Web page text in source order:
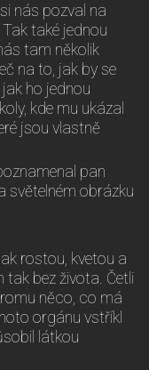
nás pozval na
také jednou
tam několik
na to, jak by se
ho jednou
kde mu ukázal
jsou vlastně
pan
světelném obrázku
rostou, kvetou a
tak bez života. Četli
něco, co má
orgánu vstříkl
látkou